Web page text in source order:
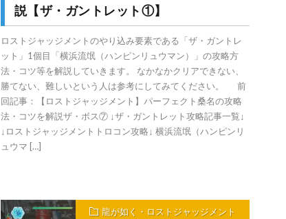
説【ザ・ガントレット①】
ロストジャッジメントのやり込み要素である「ザ・ガントレ
ット」1個目「横浜流氓（ハンピンリュウマン）」の攻略方
法・コツ等を解説していきます。 なかなかクリアできない、
勝てない、難しいという人は参考にしてみてください。 前
回記事：【ロストジャッジメント】パーフェクト桑名の攻略
法・コツを解説ザ・ボス⑦ ↓ザ・ガントレット攻略記事一覧↓
↓ロストジャッジメントトロコン攻略↓ 横浜流氓（ハンピンリ
ュウマ […]
龍が如く・ロストジャッジメント